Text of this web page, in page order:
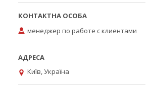
менеджер по работе с клиентами
Київ, Україна